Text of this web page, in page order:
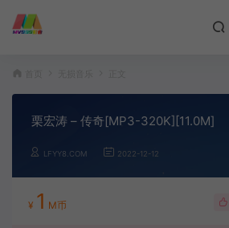
栗宏涛 – 传奇[MP3-320K][11.0M]
LFYY8.COM 2022-12-12
¥ 1 M币